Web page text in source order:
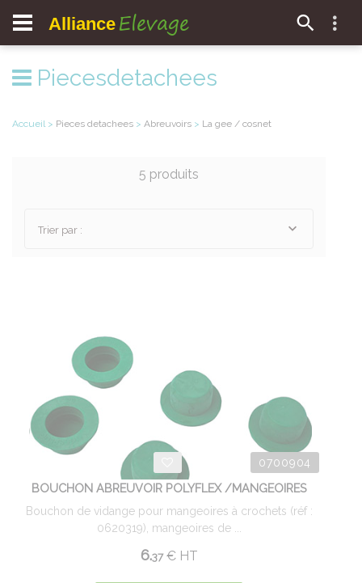
Alliance Elevage
Piecesdetachees
Accueil > Pieces detachees > Abreuvoirs > La gee / cosnet
5 produits
Trier par :
0700904
BOUCHON ABREUVOIR POLYFLEX /MANGEOIRES
Bouchon de vidange pour mangeoires à crochets (réf :
0620319), mangeoires de ...
6.37 €HT